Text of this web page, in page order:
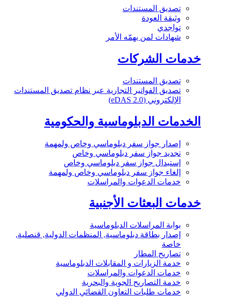
تصديق المستندات
وثيقة العودة
تواجدي
شهادات لمن يهمّه الأمر
خدمات الشركات
تصديق المستندات
تصديق الفواتير التجارية عبر نظام تصديق المستندات
الإلكتروني (eDAS 2.0)
الخدمات الدبلوماسية والحكومية
إصدار جواز سفر دبلوماسي وخاص ولمهمة
تجديد جواز سفر دبلوماسي وخاص
إستبدال جواز سفر دبلوماسي وخاص
إلغاء جواز سفر دبلوماسي وخاص ولمهمة
خدمات الدعوات والمراسلات
خدمات البعثات الأجنبية
بوابة المراسلات الدبلوماسية
إصدار بطاقة دبلوماسية, المنظمات الدولية, قنصلية,
خاصة
تصاريح المطار
خدمة الزيارات و المقابلات الدبلوماسية
خدمات الدعوات والمراسلات
خدمة التصاريح الجوية والبحرية
خدمات طلبات التعاون القضائي الدولي